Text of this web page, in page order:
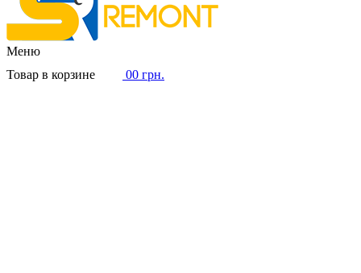
Меню
Товар в корзине
00 грн.